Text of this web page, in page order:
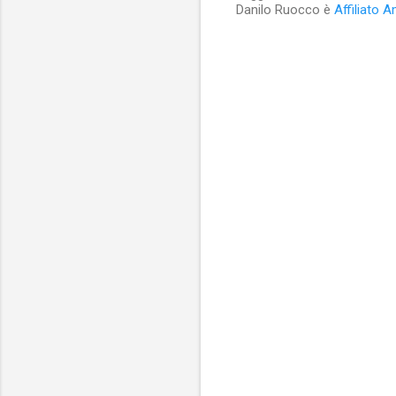
Danilo Ruocco è Affiliato